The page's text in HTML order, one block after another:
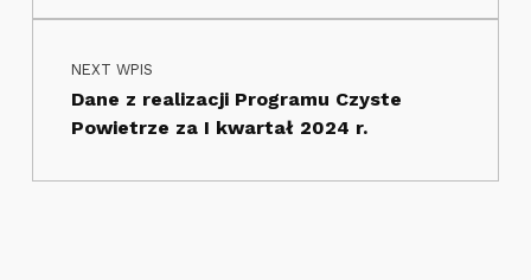
NEXT WPIS
Dane z realizacji Programu Czyste
Powietrze za I kwartał 2024 r.